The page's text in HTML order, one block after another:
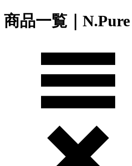
商品一覧｜